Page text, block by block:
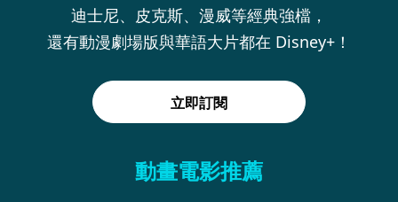
迪士尼、皮克斯、漫威等經典強檔，
還有動漫劇場版與華語大片都在 Disney+！
立即訂閱
動畫電影推薦